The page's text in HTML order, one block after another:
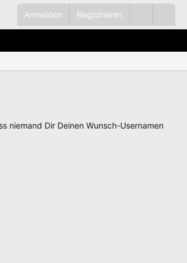
Anmelden Registrieren
niemand Dir Deinen Wunsch-Usernamen